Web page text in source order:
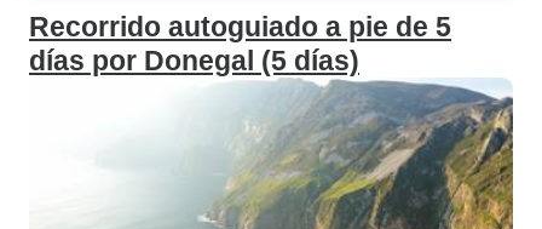
Recorrido autoguiado a pie de 5
días por Donegal (5 días)